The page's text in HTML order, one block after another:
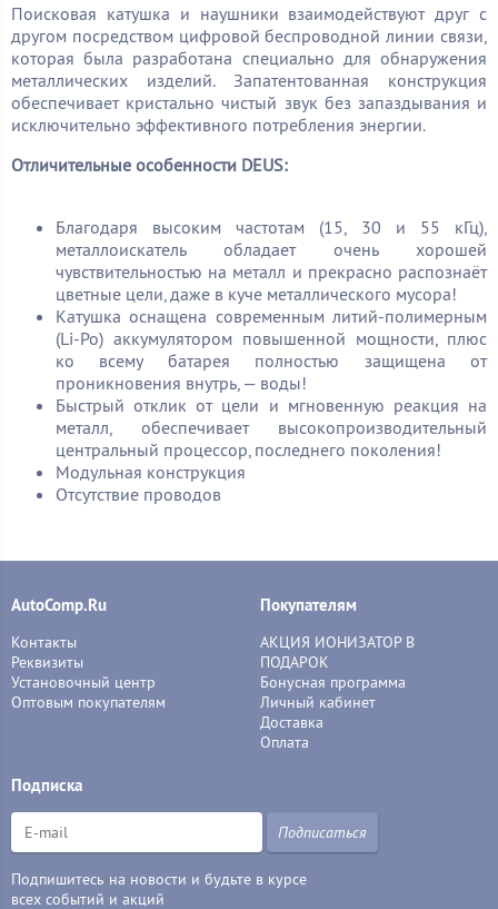
Поисковая катушка и наушники взаимодействуют друг с
другом посредством цифровой беспроводной линии связи,
которая была разработана специально для обнаружения
металлических изделий. Запатентованная конструкция
обеспечивает кристально чистый звук без запаздывания и
исключительно эффективного потребления энергии.
Отличительные особенности DEUS:
Благодаря высоким частотам (15, 30 и 55 кГц),
металлоискатель обладает очень хорошей
чувствительностью на металл и прекрасно распознаёт
цветные цели, даже в куче металлического мусора!
Катушка оснащена современным литий-полимерным
(Li-Po) аккумулятором повышенной мощности, плюс
ко всему батарея полностью защищена от
проникновения внутрь, — воды!
Быстрый отклик от цели и мгновенную реакция на
металл, обеспечивает высокопроизводительный
центральный процессор, последнего поколения!
Модульная конструкция
Отсутствие проводов
AutoComp.Ru
Контакты
Реквизиты
Установочный центр
Оптовым покупателям
Покупателям
АКЦИЯ ИОНИЗАТОР В
ПОДАРОК
Бонусная программа
Личный кабинет
Доставка
Оплата
Подписка
Подписаться
Подпишитесь на новости и будьте в курсе
всех событий и акций